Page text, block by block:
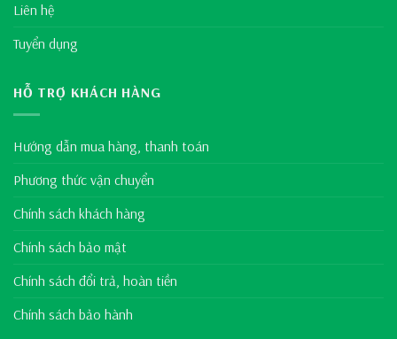
Liên hệ
Tuyển dụng
HỖ TRỢ KHÁCH HÀNG
Hướng dẫn mua hàng, thanh toán
Phương thức vận chuyển
Chính sách khách hàng
Chính sách bảo mật
Chính sách đổi trả, hoàn tiền
Chính sách bảo hành